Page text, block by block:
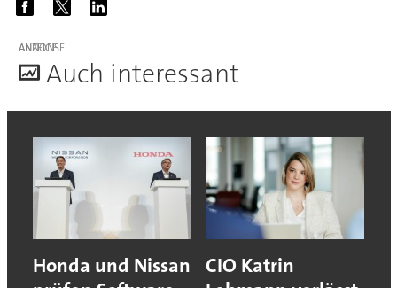
ANZEIGE
Auch interessant
Honda und Nissan
CIO Katrin